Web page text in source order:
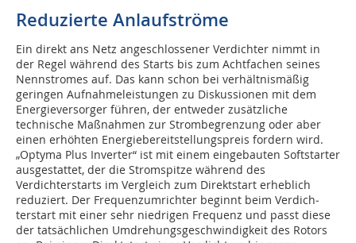
Reduzierte Anlaufströme
Ein direkt ans Netz angeschlossener Verdichter nimmt in
der Regel während des Starts bis zum Achtfachen seines
Nennstromes auf. Das kann schon bei verhältnismäßig
geringen Aufnahmeleistungen zu Diskussionen mit dem
Energieversorger führen, der entweder zusätzliche
technische Maßnahmen zur Strombegrenzung oder aber
einen erhöhten Energiebereitstellungspreis fordern wird.
„Optyma Plus Inverter“ ist mit einem eingebauten Softstarter
ausgestattet, der die Stromspitze während des
Verdichterstarts im Vergleich zum Direktstart erheblich
reduziert. Der Frequenzumrichter beginnt beim Verdich­
terstart mit einer sehr niedrigen Frequenz und passt diese
der tatsächlichen Umdrehungsgeschwindigkeit des Rotors